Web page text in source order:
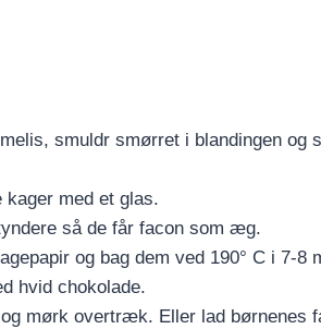
smuldr smørret i blandingen og
kager med et glas.
så de får facon som æg.
og bag dem ved 190° C i 7-8
hvid chokolade.
mørk overtræk. Eller lad børnenes